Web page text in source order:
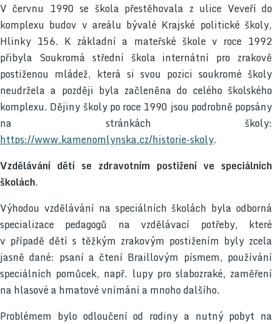
V červnu 1990 se škola přestěhovala z ulice Veveří do
komplexu budov v areálu bývalé Krajské politické školy,
Hlinky 156. K základní a mateřské škole v roce 1992
přibyla Soukromá střední škola internátní pro zrakově
postiženou mládež, která si svou pozici soukromé školy
neudržela a později byla začleněna do celého školského
komplexu. Dějiny školy po roce 1990 jsou podrobně popsány
na stránkách školy:
https://www.kamenomlynska.cz/historie-skoly.
Vzdělávání dětí se zdravotním postižení ve speciálních
školách.
Výhodou vzdělávání na speciálních školách byla odborná
specializace pedagogů na vzdělávací potřeby, které
v případě dětí s těžkým zrakovým postižením byly zcela
jasně dané: psaní a čtení Braillovým písmem, používání
speciálních pomůcek, např. lupy pro slabozraké, zaměření
na hlasové a hmatové vnímání a mnoho dalšího.
Problémem bylo odloučení od rodiny a nutný pobyt na